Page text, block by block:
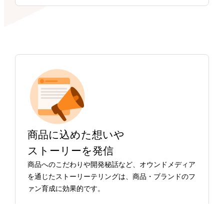
商品に込めた想いや
ストーリーを発信
商品へのこだわりや開発秘話など、オウンドメディア
を通じたストーリーテリングは、商品・ブランドのフ
ァン育成に効果的です。